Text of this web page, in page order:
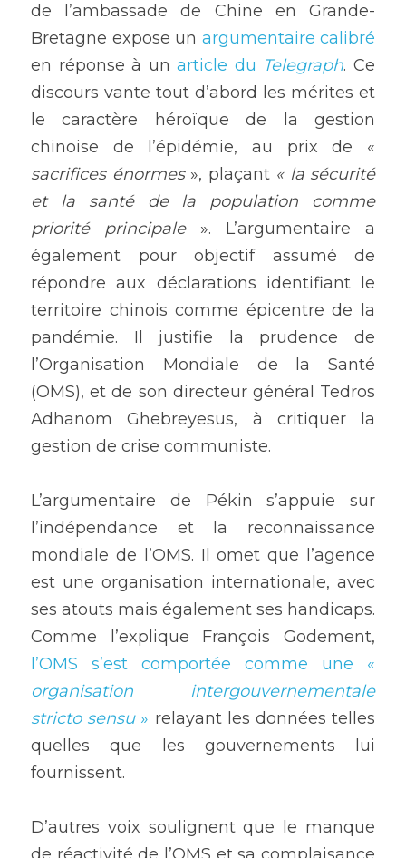
de l’ambassade de Chine en Grande-
Bretagne expose un argumentaire calibré
en réponse à un article du Telegraph. Ce
discours vante tout d’abord les mérites et
le caractère héroïque de la gestion
sacrifices énormes », plaçant « la sécurité
et la santé de la population comme
priorité principale ». L’argumentaire a
également pour objectif assumé de
répondre aux déclarations identifiant le
territoire chinois comme épicentre de la
pandémie. Il justifie la prudence de
l’Organisation Mondiale de la Santé
(OMS), et de son directeur général Tedros
Adhanom Ghebreyesus, à critiquer la
gestion de crise communiste.
L’argumentaire de Pékin s’appuie sur
l’indépendance et la reconnaissance
mondiale de l’OMS. Il omet que l’agence
est une organisation internationale, avec
ses atouts mais également ses handicaps.
organisation intergouvernementale
stricto sensu » relayant les données telles
quelles que les gouvernements lui
fournissent.
D’autres voix soulignent que le manque